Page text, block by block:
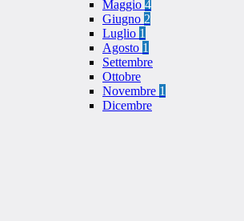
Maggio 4
Giugno 2
Luglio 1
Agosto 1
Settembre
Ottobre
Novembre 1
Dicembre